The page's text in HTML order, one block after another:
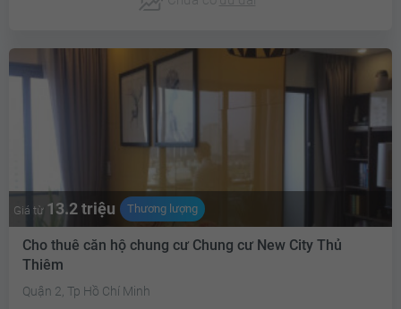
Giá từ 13.2 triệu Thương lượng
Cho thuê căn hộ chung cư Chung cư New City Thủ
Thiêm
Quận 2, Tp Hồ Chí Minh